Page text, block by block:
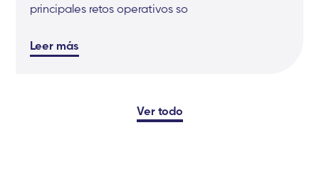
principales retos operativos so
Leer más
Ver todo